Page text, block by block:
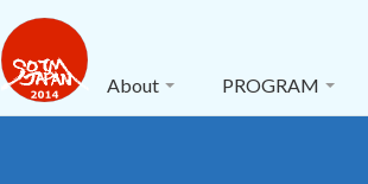
About PROGRAM